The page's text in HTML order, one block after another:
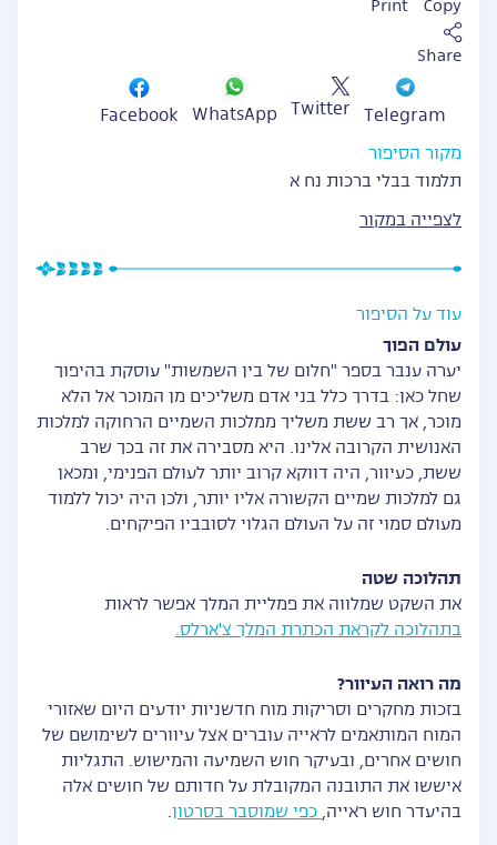
Copy
Print
Share
Telegram
Twitter
WhatsApp
Facebook
מקור הסיפור
תלמוד בבלי ברכות נח א
לצפייה במקור
עוד על הסיפור
עולם הפוך
יערה ענבר בספר "חלום של בין השמשות" עוסקת בהיפוך
שחל כאן: בדרך כלל בני אדם משליכים מן המוכר אל הלא
מוכר, אך רב ששת משליך ממלכות השמיים הרחוקה למלכות
האנושית הקרובה אלינו. היא מסבירה את זה בכך שרב
ששת, כעיוור, היה דווקא קרוב יותר לעולם הפנימי, ומכאן
גם למלכות שמיים הקשורה אליו יותר, ולכן היה יכול ללמוד
מעולם סמוי זה על העולם הגלוי לסובביו הפיקחים.
תהלוכה שטה
את השקט שמלווה את פמליית המלך אפשר לראות
בתהלוכה לקראת הכתרת המלך צ'ארלס.
מה רואה העיוור?
בזכות מחקרים וסריקות מוח חדשניות יודעים היום שאזורי
המוח המותאמים לראייה עוברים אצל עיוורים לשימושם של
חושים אחרים, ובעיקר חוש השמיעה והמישוש. התגליות
איששו את התובנה המקובלת על חדותם של חושים אלה
בהיעדר חוש ראייה,כפי שמוסבר בסרטון.